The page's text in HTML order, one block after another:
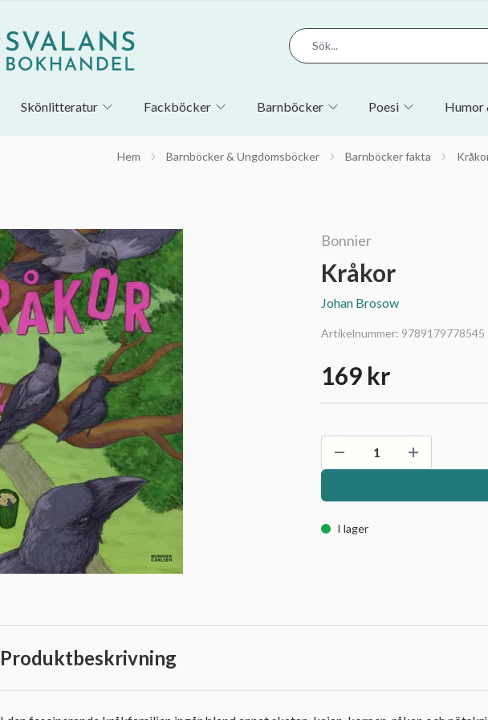
Skönlitteratur Fackböcker Barnböcker Poesi Humor
Hem Barnböcker & Ungdomsböcker Barnböcker fakta
Bonnier
Kråkor
Johan Brosow
Artikelnummer: 9789179778545
169 kr
I lager
Produktbeskrivning